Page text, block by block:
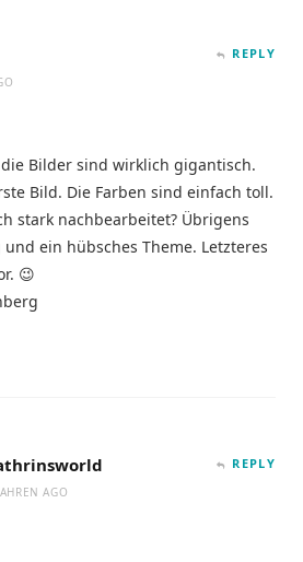
REPLY
Bilder sind wirklich gigantisch.
Bild. Die Farben sind einfach toll.
stark nachbearbeitet? Übrigens
ein hübsches Theme. Letzteres
😉
AGO
REPLY